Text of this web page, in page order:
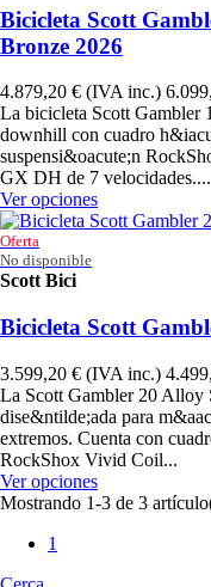
Bicicleta Scott
Bronze 2026
4.879,20 € (IVA inc.)
La bicicleta Scott Gambler
downhill con cuadro
suspensi&oacute;n
GX DH de 7 velocidades....
Ver opciones
Oferta
No disponible
Scott Bici
Bicicleta Scott
3.599,20 € (IVA inc.)
La Scott Gambler 20 Alloy
dise&ntilde;ada para
extremos. Cuenta con
RockShox Vivid Coil...
Ver opciones
Mostrando 1-3 de 3
1